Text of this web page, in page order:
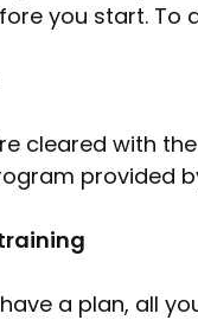
you start. To
cleared with
provided
a plan, all